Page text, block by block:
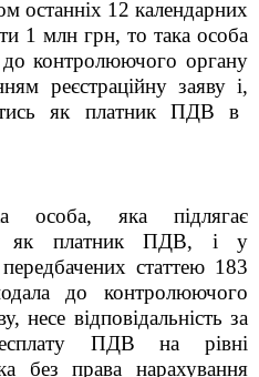
останніх 12 календарних
1 млн грн, то така особа
до контролюючого органу
реєстраційну заявуі,
як платник ПДВ в
особа, яка підлягає
як платник ПДВ, і у
статтею 183
до контролюючого
несе відповідальність за
ПДВ на рівні
без права нарахування